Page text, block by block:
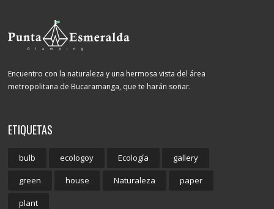
Encuentro con la naturaleza y una hermosa vista del área
metropolitana de Bucaramanga, que te harán soñar.
ETIQUETAS
bulb ecologoy Ecología gallery
green house Naturaleza paper
plant